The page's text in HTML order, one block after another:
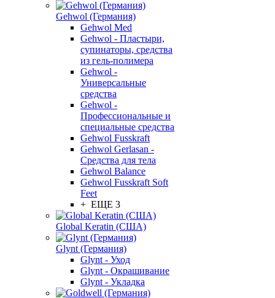
Gehwol (Германия)
Gehwol Med
Gehwol - Пластыри,
супинаторы, средства
из гель-полимера
Gehwol -
Универсальные
средства
Gehwol -
Профессиональные и
специальные средства
Gehwol Fusskraft
Gehwol Gerlasan -
Средства для тела
Gehwol Balance
Gehwol Fusskraft Soft
Feet
+ ЕЩЕ 3
Global Keratin (США)
Glynt (Германия)
Glynt - Уход
Glynt - Окрашивание
Glynt - Укладка